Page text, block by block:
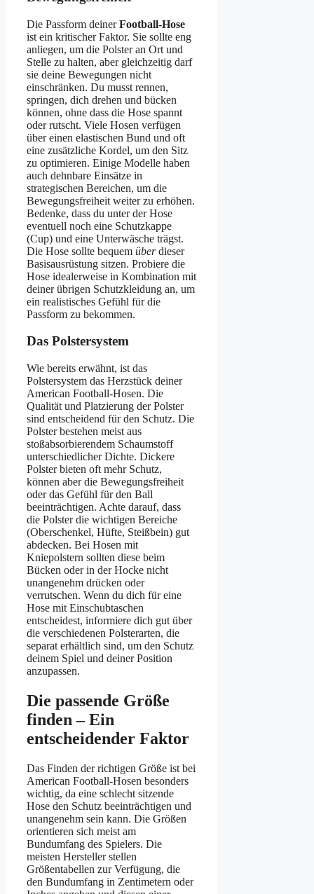
Die Passform deinerFootball-Hose
ist ein kritischer Faktor. Sie sollte eng
anliegen, um die Polster an Ort und
Stelle zu halten, aber gleichzeitig darf
sie deine Bewegungen nicht
einschränken. Du musst rennen,
springen, dich drehen und bücken
können, ohne dass die Hose spannt
oder rutscht. Viele Hosen verfügen
über einen elastischen Bund und oft
eine zusätzliche Kordel, um den Sitz
zu optimieren. Einige Modelle haben
auch dehnbare Einsätze in
strategischen Bereichen, um die
Bewegungsfreiheit weiter zu erhöhen.
Bedenke, dass du unter der Hose
eventuell noch eine Schutzkappe
(Cup) und eine Unterwäsche trägst.
Die Hose sollte bequem überdieser
Basisausrüstung sitzen. Probiere die
Hose idealerweise in Kombination mit
deiner übrigen Schutzkleidung an, um
ein realistisches Gefühl für die
Passform zu bekommen.
Das Polstersystem
Wie bereits erwähnt, ist das
Polstersystem das Herzstück deiner
American Football-Hosen. Die
Qualität und Platzierung der Polster
sind entscheidend für den Schutz. Die
Polster bestehen meist aus
stoßabsorbierendem Schaumstoff
unterschiedlicher Dichte. Dickere
Polster bieten oft mehr Schutz,
können aber die Bewegungsfreiheit
oder das Gefühl für den Ball
beeinträchtigen. Achte darauf, dass
die Polster die wichtigen Bereiche
(Oberschenkel, Hüfte, Steißbein) gut
abdecken. Bei Hosen mit
Kniepolstern sollten diese beim
Bücken oder in der Hocke nicht
unangenehm drücken oder
verrutschen. Wenn du dich für eine
Hose mit Einschubtaschen
entscheidest, informiere dich gut über
die verschiedenen Polsterarten, die
separat erhältlich sind, um den Schutz
deinem Spiel und deiner Position
anzupassen.
Die passende Größe
finden – Ein
entscheidender Faktor
Das Finden der richtigen Größe ist bei
American Football-Hosen besonders
wichtig, da eine schlecht sitzende
Hose den Schutz beeinträchtigen und
unangenehm sein kann. Die Größen
orientieren sich meist am
Bundumfang des Spielers. Die
meisten Hersteller stellen
Größentabellen zur Verfügung, die
den Bundumfang in Zentimetern oder